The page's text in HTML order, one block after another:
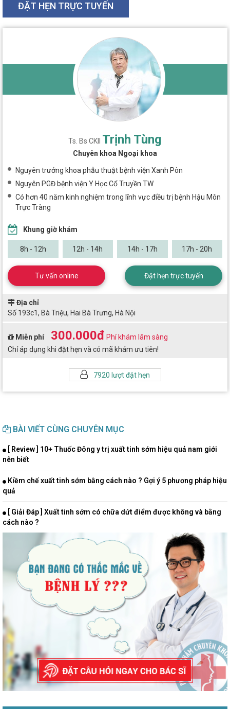
ĐẶT HẸN TRỰC TUYẾN
Ts. Bs CKII Trịnh Tùng
Chuyên khoa Ngoại khoa
Nguyên trưởng khoa phẫu thuật bệnh viện Xanh Pôn
Nguyên PGĐ bệnh viện Y Học Cổ Truyền TW
Có hơn 40 năm kinh nghiệm trong lĩnh vực điều trị bệnh Hậu Môn
Trực Tràng
7920 lượt đặt hẹn
Khung giờ khám
8h - 12h 12h - 14h 14h - 17h 17h - 20h
Tư vấn online Đặt hẹn trực tuyến
Địa chỉ
Số 193c1, Bà Triệu, Hai Bà Trưng, Hà Nội
Miễn phí 300.000đ Phí khám lâm sàng
Chỉ áp dụng khi đặt hẹn và có mã khám ưu tiên!
BÀI VIẾT CÙNG CHUYÊN MỤC
[ Review ] 10+ Thuốc Đông y trị xuất tinh sớm hiệu quả nam giới
nên biết
Kiềm chế xuất tinh sớm bằng cách nào ? Gợi ý 5 phương pháp hiệu
quả
[ Giải Đáp ] Xuất tinh sớm có chữa dứt điểm được không và bằng
cách nào ?